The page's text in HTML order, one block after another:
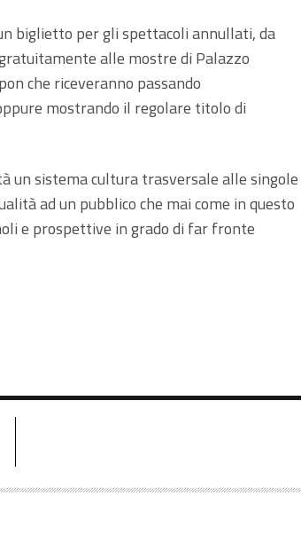
biglietto per gli spettacoli annullati, da
alle mostre di Palazzo
che riceveranno passando
mostrando il regolare titolo di
un sistema cultura trasversale alle singole
ad un pubblico che mai come in questo
e prospettive in grado di far fronte